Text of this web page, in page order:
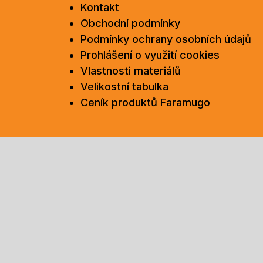
Kontakt
Obchodní podmínky
Podmínky ochrany osobních údajů
Prohlášení o využití cookies
Vlastnosti materiálů
Velikostní tabulka
Ceník produktů Faramugo